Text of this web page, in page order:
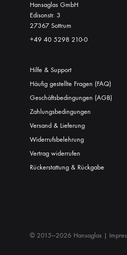
Hansaglas GmbH
Edisonstr. 3
27367 Sottrum
+49 40 5298 210-0
Hilfe & Support
Häufig gestellte Fragen (FAQ)
Geschäftsbedingungen (AGB)
Zahlungsbedingungen
Versand & Lieferung
Widerrufsbelehrung
Vertrag widerrufen
Rückerstattung & Rückgabe
© 2015—2026 Hansaglas |